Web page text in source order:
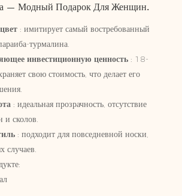
— Модный Подарок Для Женщин.
: имитирует самый востребованный
турмалина.
инвестиционную ценность: 18-
свою стоимость, что делает его
: идеальная прозрачность, отсутствие
и сколов.
: подходит для повседневной носки,
случаев.